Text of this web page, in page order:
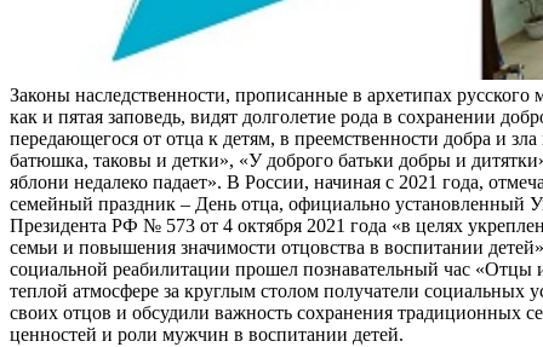
Законы наследственности, прописанные в архетипах
как и пятая заповедь, видят долголетие рода в сохранении
передающегося от отца к детям, в преемственности добра и
батюшка, таковы и детки», «У доброго батьки добры и
яблони недалеко падает». В России, начиная с 2021 года,
семейный праздник – День отца, официально установленный
Президента РФ № 573 от 4 октября 2021 года «в целях
семьи и повышения значимости отцовства в воспитании
социальной реабилитации прошел познавательный час «Отцы
теплой атмосфере за круглым столом получатели социальных
своих отцов и обсудили важность сохранения традиционных
ценностей и роли мужчин в воспитании детей.